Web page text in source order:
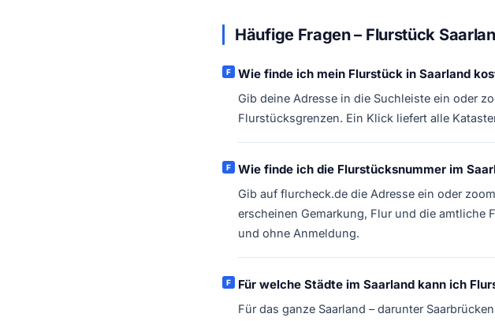
Häufige Fragen – Flurstück
Wie finde ich mein Flurstück in Saarland
Gib deine Adresse in die Suchleiste ein oder
Flurstücksgrenzen. Ein Klick liefert alle
Wie finde ich die Flurstücksnummer im
Gib auf flurcheck.de die Adresse ein oder
erscheinen Gemarkung, Flur und die amtliche
und ohne Anmeldung.
Für welche Städte im Saarland kann ich
Für das ganze Saarland – darunter